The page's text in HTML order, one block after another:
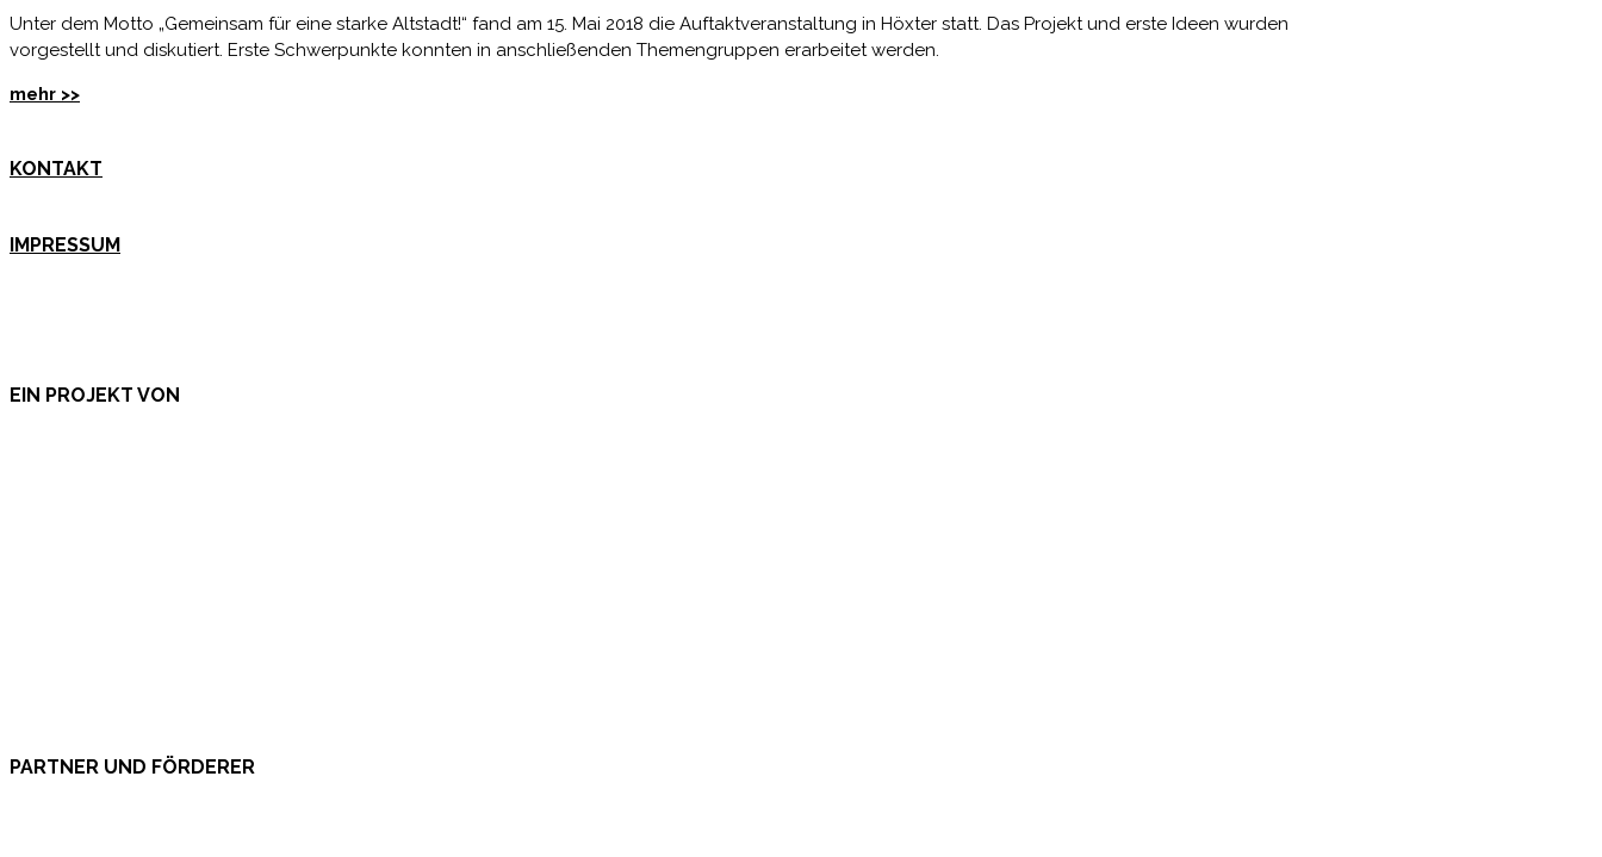
Unter dem Motto „Gemeinsam für eine starke Altstadt!“ fand am 15. Mai 2018 die Auftaktveranstaltung in Höxter statt. Das Projekt und erste Ideen wurden
vorgestellt und diskutiert. Erste Schwerpunkte konnten in anschließenden Themengruppen erarbeitet werden.
mehr >>
KONTAKT
IMPRESSUM
EIN PROJEKT VON
PARTNER UND FÖRDERER